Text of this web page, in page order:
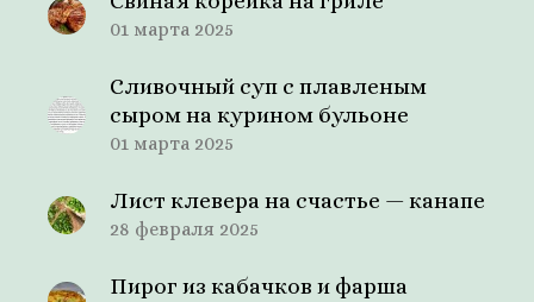
01 марта 2025
Сливочный суп с плавленым
сыром на курином бульоне
01 марта 2025
Лист клевера на счастье — канапе
28 февраля 2025
Пирог из кабачков и фарша